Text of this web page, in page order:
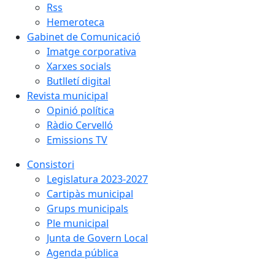
Rss
Hemeroteca
Gabinet de Comunicació
Imatge corporativa
Xarxes socials
Butlletí digital
Revista municipal
Opinió política
Ràdio Cervelló
Emissions TV
Consistori
Legislatura 2023-2027
Cartipàs municipal
Grups municipals
Ple municipal
Junta de Govern Local
Agenda pública